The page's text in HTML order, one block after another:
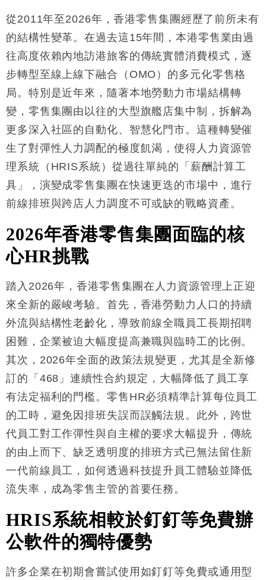
15:47
粦接任
15:11
財經｜韓股反覆波動收跌 連挫7周創逾3年最長跌勢
13:44
財經｜內地7月美元計價出口增近24%勝預期 貿易順
差達1125億美元
12:44
財經｜日本春季三度入市撐日圓 4月單日斥6.28萬億
日圓干預創新高
11:12
國際｜特朗普料美伊戰事快結束 承認部分彈藥庫存緊
張
15:59
財經｜SA售股自救後再出手 斥4億美元押注未上市公
司
從2011年至2026年，香港零售集團經歷了前所未有
的結構性變革。在過去這15年間，本港零售業由過
往高度依賴內地訪港旅客的傳統實體消費模式，逐
步轉型至線上線下融合（OMO）的多元化零售格
局。特別是近年來，隨著本地勞動力市場結構轉
變，零售集團由以往的大型旗艦店集中制，拆解為
更多深入社區的自動化、智慧化門市。這種轉變催
生了對彈性人力調配的極度飢渴，使得人力資源管
理系統（HRIS系統）從過往單純的「薪酬計算工
具」，演變成零售集團在快速更迭的市場中，進行
前線排班與跨店人力調度不可或缺的戰略資產。
2026年香港零售集團面臨的核
心HR挑戰
踏入2026年，香港零售集團在人力資源管理上正迎
來全新的嚴峻考驗。首先，香港勞動力人口的持續
外流與結構性老齡化，導致前線全職員工長期招聘
困難，企業被迫大幅度提高兼職與臨時工的比例。
其次，2026年全面的政策法規變更，尤其是全新修
訂的「468」連續性合約規定，大幅降低了員工享
有法定福利的門檻。零售HR必須精準計算每位員工
的工時，避免因排班失誤而誤觸法規。此外，跨世
代員工對工作彈性與自主權的要求大幅提升，傳統
的由上而下、缺乏透明度的排班方式已無法留住新
一代前線員工，如何透過科技提升員工體驗並降低
流失率，成為零售主管的首要任務。
HRIS系統相較於釘釘等免費辦
公軟件的獨特優勢
許多企業在初期會嘗試使用如釘釘等免費或通用型